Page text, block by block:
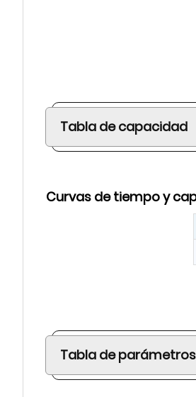
Tabla de capacidad
Curvas de tiempo y
Tabla de parámetros